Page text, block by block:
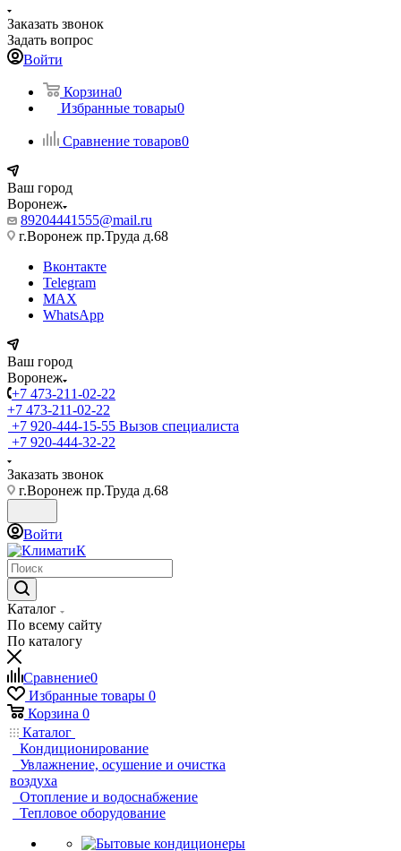
Заказать звонок
Задать вопрос
Войти
Корзина0
Избранные товары0
Сравнение товаров0
Ваш город
Воронеж
89204441555@mail.ru
г.Воронеж пр.Труда д.68
Вконтакте
Telegram
MAX
WhatsApp
Ваш город
Воронеж
+7 473-211-02-22
+7 473-211-02-22
+7 920-444-15-55 Вызов специалиста
+7 920-444-32-22
Заказать звонок
г.Воронеж пр.Труда д.68
Войти
Каталог
По всему сайту
По каталогу
Сравнение0
Избранные товары 0
Корзина 0
Каталог
Кондиционирование
Увлажнение, осушение и очистка
воздуха
Отопление и водоснабжение
Тепловое оборудование